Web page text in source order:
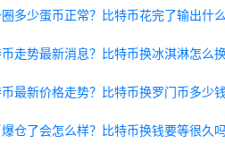
多少蛋币正常？比特币花完了输出什么
走势最新消息？比特币换冰淇淋怎么
最新价格走势？比特币换罗门币多少
仓了会怎么样？比特币换钱要等很久